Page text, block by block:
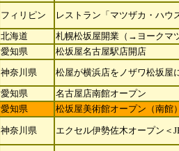
フィリピン レストラン「マツザカ・ハウ
北海道
札幌松坂屋開業（→ヨークマ
愛知県
松坂屋名古屋駅店開店
神奈川県 松屋が横浜店をノザワ松坂屋
愛知県
名古屋店南館オープン
愛知県
松坂屋美術館オープン（南館
神奈川県
エクセル伊勢佐木オープン＜